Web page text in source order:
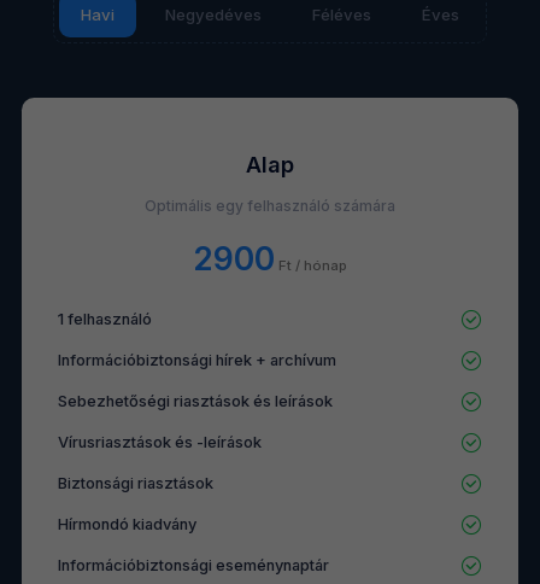
Havi Negyedéves Féléves Éves
Alap
Optimális egy felhasználó számára
2900 Ft / hónap
1 felhasználó
Információbiztonsági hírek + archívum
Sebezhetőségi riasztások és leírások
Vírusriasztások és -leírások
Biztonsági riasztások
Hírmondó kiadvány
Információbiztonsági eseménynaptár